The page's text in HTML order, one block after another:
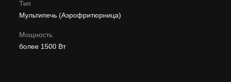
Тип
Мультипечь (Аэрофритюрница)
Мощность
более 1500 Вт